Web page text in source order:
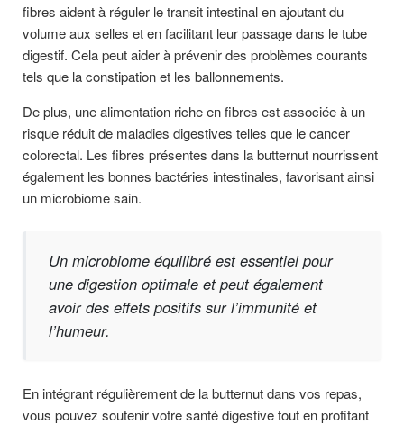
fibres aident à réguler le transit intestinal en ajoutant du
volume aux selles et en facilitant leur passage dans le tube
digestif. Cela peut aider à prévenir des problèmes courants
tels que la constipation et les ballonnements.
De plus, une alimentation riche en fibres est associée à un
risque réduit de maladies digestives telles que le cancer
colorectal. Les fibres présentes dans la butternut nourrissent
également les bonnes bactéries intestinales, favorisant ainsi
un microbiome sain.
Un microbiome équilibré est essentiel pour
une digestion optimale et peut également
avoir des effets positifs sur l’immunité et
l’humeur.
En intégrant régulièrement de la butternut dans vos repas,
vous pouvez soutenir votre santé digestive tout en profitant